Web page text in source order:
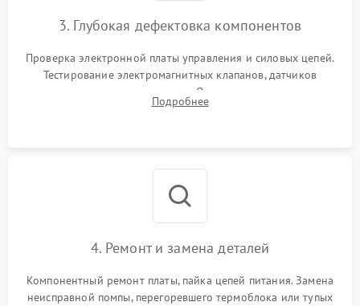
3. Глубокая дефектовка компонентов
Проверка электронной платы управления и силовых цепей.
Тестирование электромагнитных клапанов, датчиков
температуры и расходомера. Оценка степени износа
жерновов кофемолки, уплотнительных колец гидросистемы
Подробнее
4. Ремонт и замена деталей
Компонентный ремонт платы, пайка цепей питания. Замена
неисправной помпы, перегоревшего термоблока или тупых